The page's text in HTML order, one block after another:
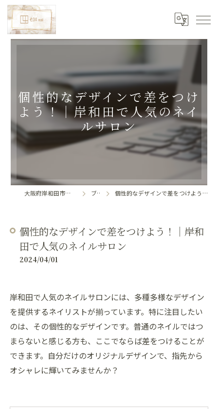
個性的なデザインで差をつけ
よう！｜岸和田で人気のネイ
ルサロン
大阪府岸和田市のネイルならLoa nail ブログ 個性的なデザインで差をつけよう！｜岸和田で人気のネイルサロン
個性的なデザインで差をつけよう！｜岸和
田で人気のネイルサロン
2024/04/01
岸和田で人気のネイルサロンには、多種多様なデザイン
を提供するネイリストが揃っています。特に注目したい
のは、その個性的なデザインです。普通のネイルではつ
まらないと感じる方も、ここでならば差をつけることが
できます。自分だけのオリジナルデザインで、指先から
オシャレに輝いてみませんか？